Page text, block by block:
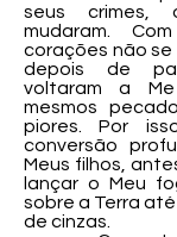
seus crimes,
mudaram.
corações não se
depois de
voltaram a
mesmos
piores. Por
conversão
Meus filhos,
lançar o Meu
sobre a Terra
de cinzas.